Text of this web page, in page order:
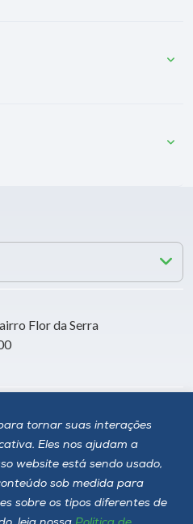
tornar suas interações
Eles nos ajudam a
website está sendo usado,
sob medida para
sobre os tipos diferentes de
Flor da Serra